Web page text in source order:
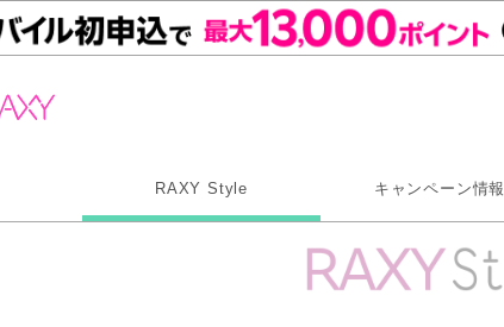
RAXY Style キャンペーン情報